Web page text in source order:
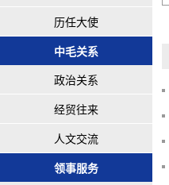
历任大使
中毛关系
政治关系
经贸往来
人文交流
领事服务